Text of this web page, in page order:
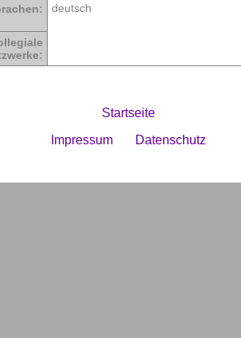
deutsch
Startseite
Impressum
Datenschutz